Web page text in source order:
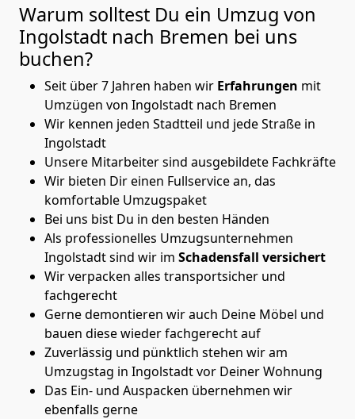
Warum solltest Du ein Umzug von
Ingolstadt nach Bremen bei uns
buchen?
Seit über 7 Jahren haben wir Erfahrungen mit
Umzügen von Ingolstadt nach Bremen
Wir kennen jeden Stadtteil und jede Straße in
Ingolstadt
Unsere Mitarbeiter sind ausgebildete Fachkräfte
Wir bieten Dir einen Fullservice an, das
komfortable Umzugspaket
Bei uns bist Du in den besten Händen
Als professionelles Umzugsunternehmen
Ingolstadt sind wir im Schadensfall versichert
Wir verpacken alles transportsicher und
fachgerecht
Gerne demontieren wir auch Deine Möbel und
bauen diese wieder fachgerecht auf
Zuverlässig und pünktlich stehen wir am
Umzugstag in Ingolstadt vor Deiner Wohnung
Das Ein- und Auspacken übernehmen wir
ebenfalls gerne